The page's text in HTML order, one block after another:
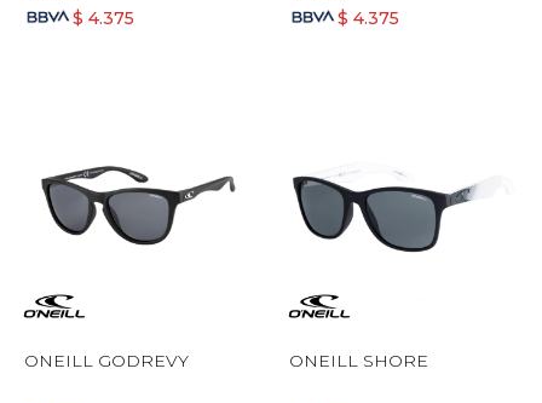
$ 4.375
$ 4.375
ONEILL GODREVY ONEILL SHORE